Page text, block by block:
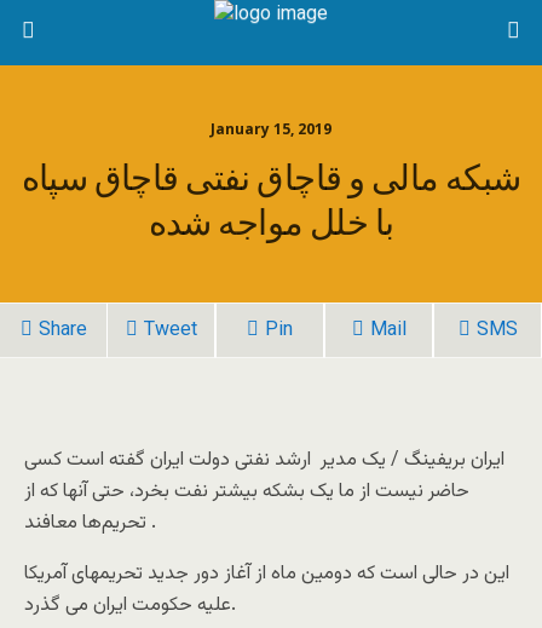
January 15, 2019
شبکه مالی و قاچاق نفتی قاچاق سپاه
با خلل مواجه شده
Share Tweet Pin Mail SMS
ایران بریفینگ / یک مدیر ارشد نفتی دولت ایران گفته است کسی
حاضر نیست از ما یک بشکه بیشتر نفت بخرد، حتی آنها که از
تحریم‌ها معافند .
این در حالی است که دومین ماه از آغاز دور جدید تحریمهای آمریکا
علیه حکومت ایران می گذرد.